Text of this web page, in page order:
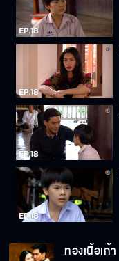
ทองเนื้อเก้า